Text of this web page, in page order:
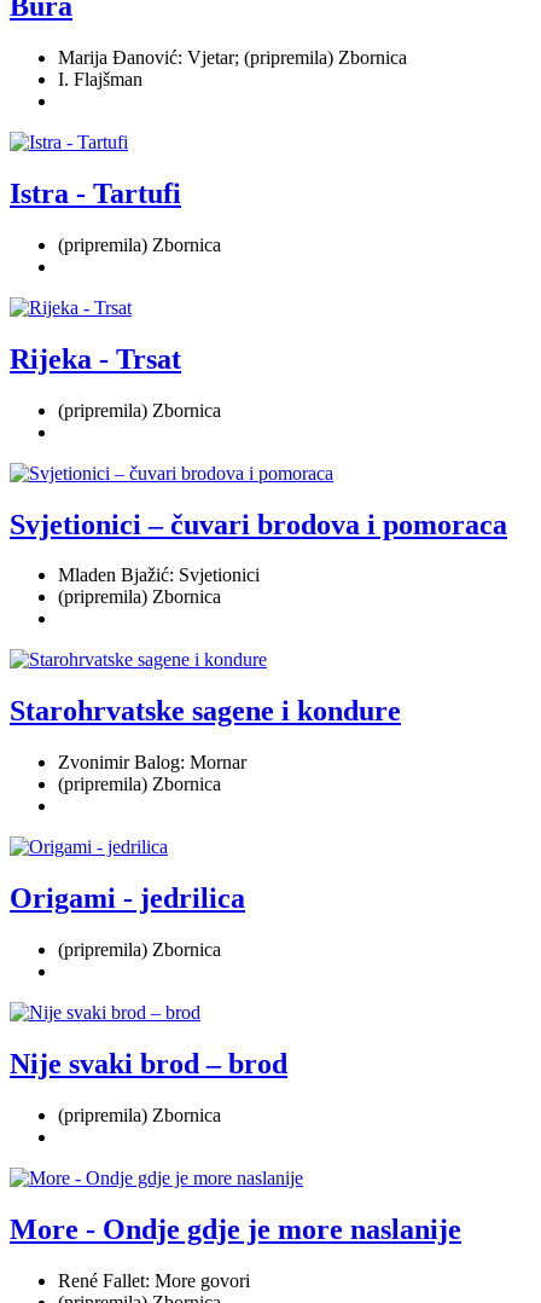
Marija Đanović: Vjetar; (pripremila) Zbornica
I. Flajšman
Istra - Tartufi
(pripremila) Zbornica
Rijeka - Trsat
(pripremila) Zbornica
Svjetionici – čuvari brodova i pomoraca
Mladen Bjažić: Svjetionici
(pripremila) Zbornica
Starohrvatske sagene i kondure
Zvonimir Balog: Mornar
(pripremila) Zbornica
Origami - jedrilica
(pripremila) Zbornica
Nije svaki brod – brod
(pripremila) Zbornica
More - Ondje gdje je more naslanije
René Fallet: More govori